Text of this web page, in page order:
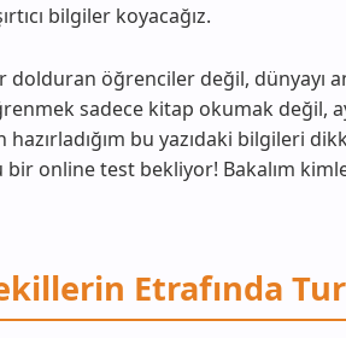
bilgiler koyacağız.
öğrenciler değil, dünyayı
sadece kitap okumak değil,
hazırladığım bu yazıdaki bilgileri
bir online test bekliyor! Bakalım
Etrafında